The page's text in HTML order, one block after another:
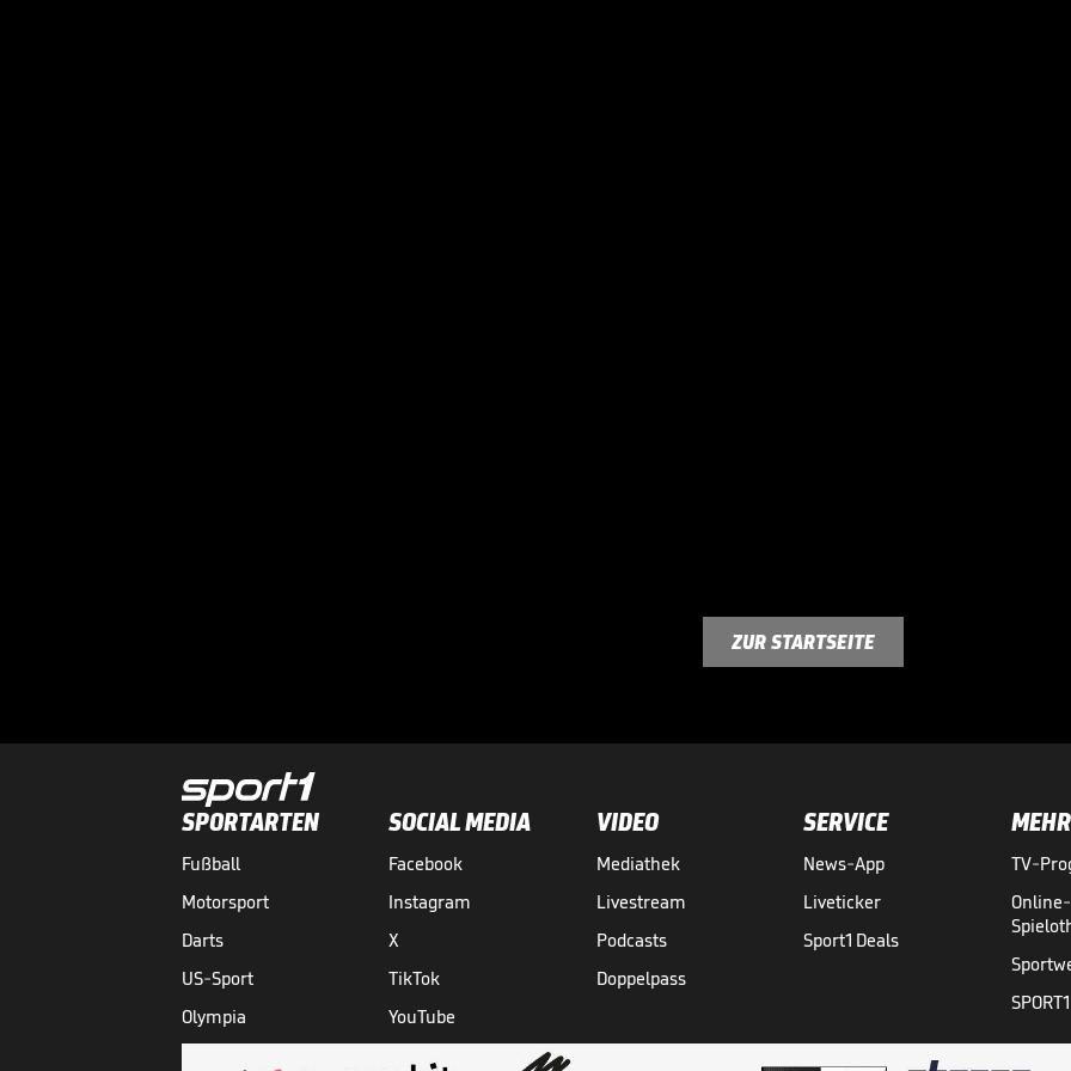
ZUR STARTSEITE
SPORTARTEN
Fußball
Motorsport
Darts
US-Sport
Olympia
SOCIAL MEDIA
Facebook
Instagram
X
TikTok
YouTube
VIDEO
Mediathek
Livestream
Podcasts
Doppelpass
SERVICE
News-App
Liveticker
Sport1 Deals
MEHR
TV-